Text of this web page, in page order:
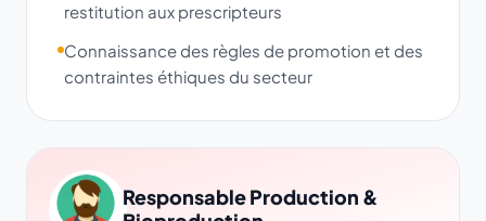
restitution aux prescripteurs
Connaissance des règles de promotion et des
contraintes éthiques du secteur
Responsable Production &